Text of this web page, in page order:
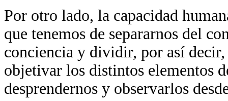
Por otro lado, la capacidad
que tenemos de separarnos del
conciencia y dividir, por así decir,
objetivar los distintos elementos
desprendernos y observarlos